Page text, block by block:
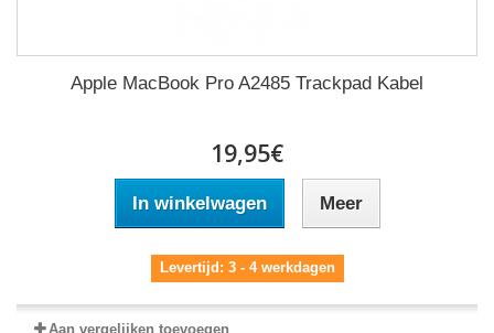
Apple MacBook Pro A2485 Trackpad Kabel
19,95€
In winkelwagen Meer
Levertijd: 3 - 4 werkdagen
Aan vergelijken toevoegen